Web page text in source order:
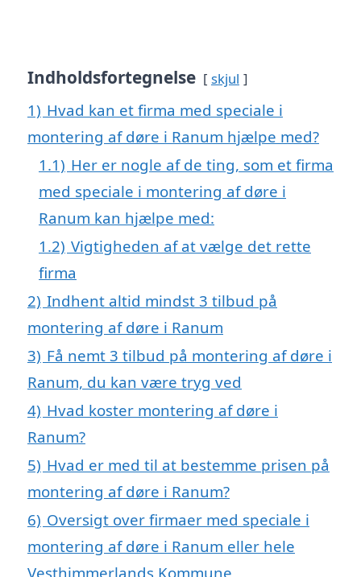
Indholdsfortegnelse skjul
1) Hvad kan et firma med speciale i
montering af døre i Ranum hjælpe med?
1.1) Her er nogle af de ting, som et firma
med speciale i montering af døre i
Ranum kan hjælpe med:
1.2) Vigtigheden af at vælge det rette
firma
2) Indhent altid mindst 3 tilbud på
montering af døre i Ranum
3) Få nemt 3 tilbud på montering af døre i
Ranum, du kan være tryg ved
4) Hvad koster montering af døre i
Ranum?
5) Hvad er med til at bestemme prisen på
montering af døre i Ranum?
6) Oversigt over firmaer med speciale i
montering af døre i Ranum eller hele
Vesthimmerlands Kommune